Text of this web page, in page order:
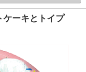
ーキとトイプ